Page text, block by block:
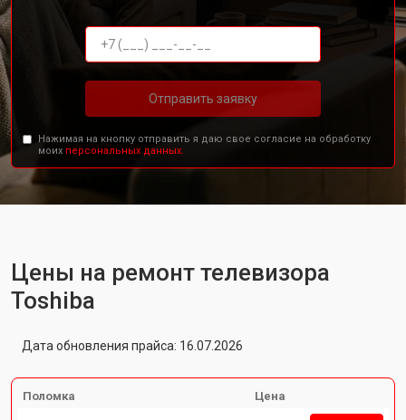
Отправить заявку
Нажимая на кнопку отправить я даю свое согласие на обработку
моих персональных данных.
Цены на ремонт телевизора
Toshiba
Дата обновления прайса: 16.07.2026
Поломка Цена